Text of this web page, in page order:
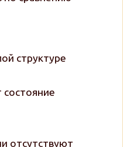
структуре
отсутствуют